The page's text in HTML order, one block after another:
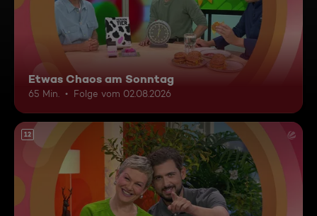
Etwas Chaos am Sonntag
65 Min. Folge vom 02.08.2026
12